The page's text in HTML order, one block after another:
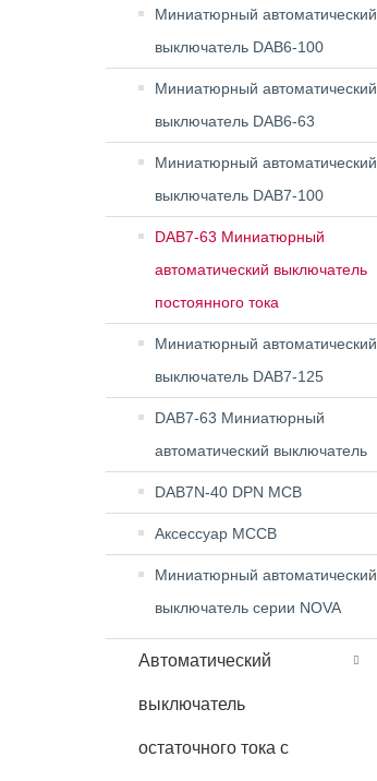
Миниатюрный автоматический
выключатель DAB6-100
Миниатюрный автоматический
выключатель DAB6-63
Миниатюрный автоматический
выключатель DAB7-100
DAB7-63 Миниатюрный
автоматический выключатель
постоянного тока
Миниатюрный автоматический
выключатель DAB7-125
DAB7-63 Миниатюрный
автоматический выключатель
DAB7N-40 DPN MCB
Аксессуар MCCB
Миниатюрный автоматический
выключатель серии NOVA
Автоматический
выключатель
остаточного тока с